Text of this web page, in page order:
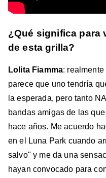
¿Qué significa para
de esta grilla?
Lolita Fiamma:
parece que uno tendría
la esperada, pero tanto
bandas amigas de las
hace años. Me acuerdo
en el Luna Park cuando
salvo" y me da una
hayan convocado para